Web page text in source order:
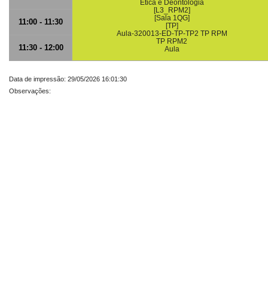
Ética e Deontologia
[L3_RPM2]
[Sala 1QG]
[TP]
Aula-320013-ED-TP-TP2 TP RPM
TP RPM2
Aula
11:00 - 11:30
11:30 - 12:00
Data de impressão: 29/05/2026 16:01:30
Observações: